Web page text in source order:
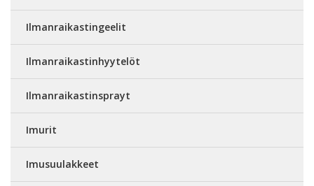
Ilmanraikastingeelit
Ilmanraikastinhyytelöt
Ilmanraikastinsprayt
Imurit
Imusuulakkeet